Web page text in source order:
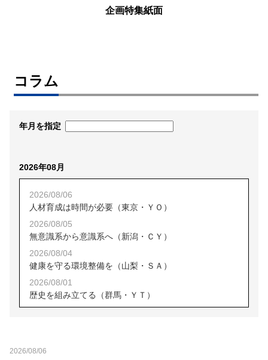
企画特集紙面
コラム
年月を指定
2026年08月
2026/08/06
人材育成は時間が必要（東京・ＹＯ）
2026/08/05
無意識系から意識系へ（新潟・ＣＹ）
2026/08/04
健康を守る環境整備を（山梨・ＳＡ）
2026/08/01
歴史を組み立てる（群馬・ＹＴ）
2026/08/06